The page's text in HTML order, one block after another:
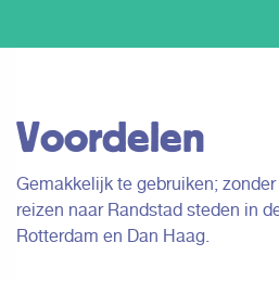
Voordelen
Gemakkelijk te gebruiken;
reizen naar Randstad steden in
Rotterdam en Dan Haag.